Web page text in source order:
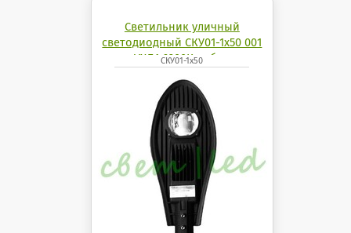
Светильник уличный
светодиодный СКУ01-1x50 001
УХЛ1 6200K кобра
СКУ01-1x50